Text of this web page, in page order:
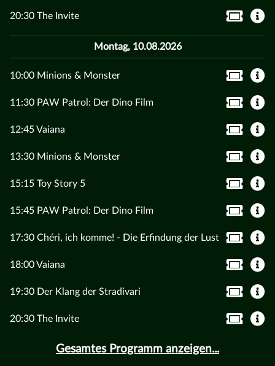
20:30 The Invite
Montag, 10.08.2026
10:00 Minions & Monster
11:30 PAW Patrol: Der Dino Film
12:45 Vaiana
13:30 Minions & Monster
15:15 Toy Story 5
15:45 PAW Patrol: Der Dino Film
17:30 Chéri, ich komme! - Die Erfindung der Lust
18:00 Vaiana
19:30 Der Klang der Stradivari
20:30 The Invite
Gesamtes Programm anzeigen...